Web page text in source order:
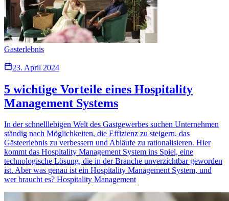
Gasterlebnis
23. April 2024
5 wichtige Vorteile eines Hospitality
Management Systems
In der schnelllebigen Welt des Gastgewerbes suchen Unternehmen
ständig nach Möglichkeiten, die Effizienz zu steigern, das
Gästeerlebnis zu verbessern und Abläufe zu rationalisieren. Hier
kommt das Hospitality Management System ins Spiel, eine
technologische Lösung, die in der Branche unverzichtbar geworden
ist. Aber was genau ist ein Hospitality Management System, und
wer braucht es? Hospitality Management